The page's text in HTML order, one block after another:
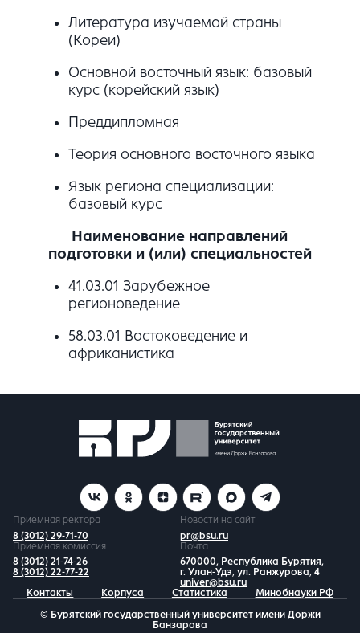
Литература изучаемой страны
(Кореи)
Основной восточный язык: базовый
курс (корейский язык)
Преддипломная
Теория основного восточного языка
Язык региона специализации:
базовый курс
Наименование направлений
подготовки и (или) специальностей
41.03.01 Зарубежное
регионоведение
58.03.01 Востоковедение и
африканистика
Приемная ректора
8 (3012) 29-71-70
Новости на сайт
pr@bsu.ru
Приемная комиссия
8 (3012) 21-74-26
8 (3012) 22-77-22
Почта
670000, Республика Бурятия,
г. Улан-Удэ, ул. Ранжурова, 4
univer@bsu.ru
Контакты
Корпуса Статистика Минобнауки РФ
© Бурятский государственный университет имени Доржи
Банзарова